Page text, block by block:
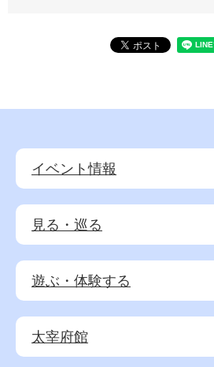
イベント情報
見る・巡る
遊ぶ・体験する
太宰府館